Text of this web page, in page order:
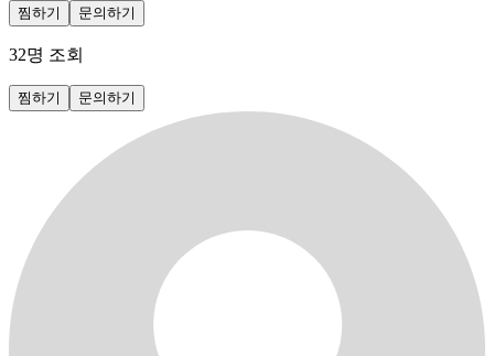
찜하기 문의하기
32명 조회
찜하기 문의하기